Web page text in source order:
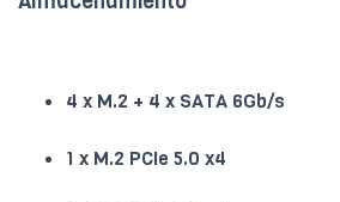
4 x M.2 + 4 x SATA 6Gb/s
1 x M.2 PCIe 5.0 x4